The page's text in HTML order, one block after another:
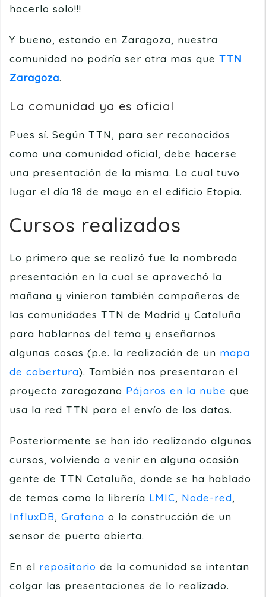
hacerlo solo!!!
Y bueno, estando en Zaragoza, nuestra
comunidad no podría ser otra mas que TTN
Zaragoza.
La comunidad ya es oficial
Pues sí. Según TTN, para ser reconocidos
como una comunidad oficial, debe hacerse
una presentación de la misma. La cual tuvo
lugar el día 18 de mayo en el edificio Etopia.
Cursos realizados
Lo primero que se realizó fue la nombrada
presentación en la cual se aprovechó la
mañana y vinieron también compañeros de
las comunidades TTN de Madrid y Cataluña
para hablarnos del tema y enseñarnos
algunas cosas (p.e. la realización de un mapa
de cobertura). También nos presentaron el
proyecto zaragozano Pájaros en la nube que
usa la red TTN para el envío de los datos.
Posteriormente se han ido realizando algunos
cursos, volviendo a venir en alguna ocasión
gente de TTN Cataluña, donde se ha hablado
de temas como la librería LMIC, Node-red,
InfluxDB, Grafana o la construcción de un
sensor de puerta abierta.
En el repositorio de la comunidad se intentan
colgar las presentaciones de lo realizado.